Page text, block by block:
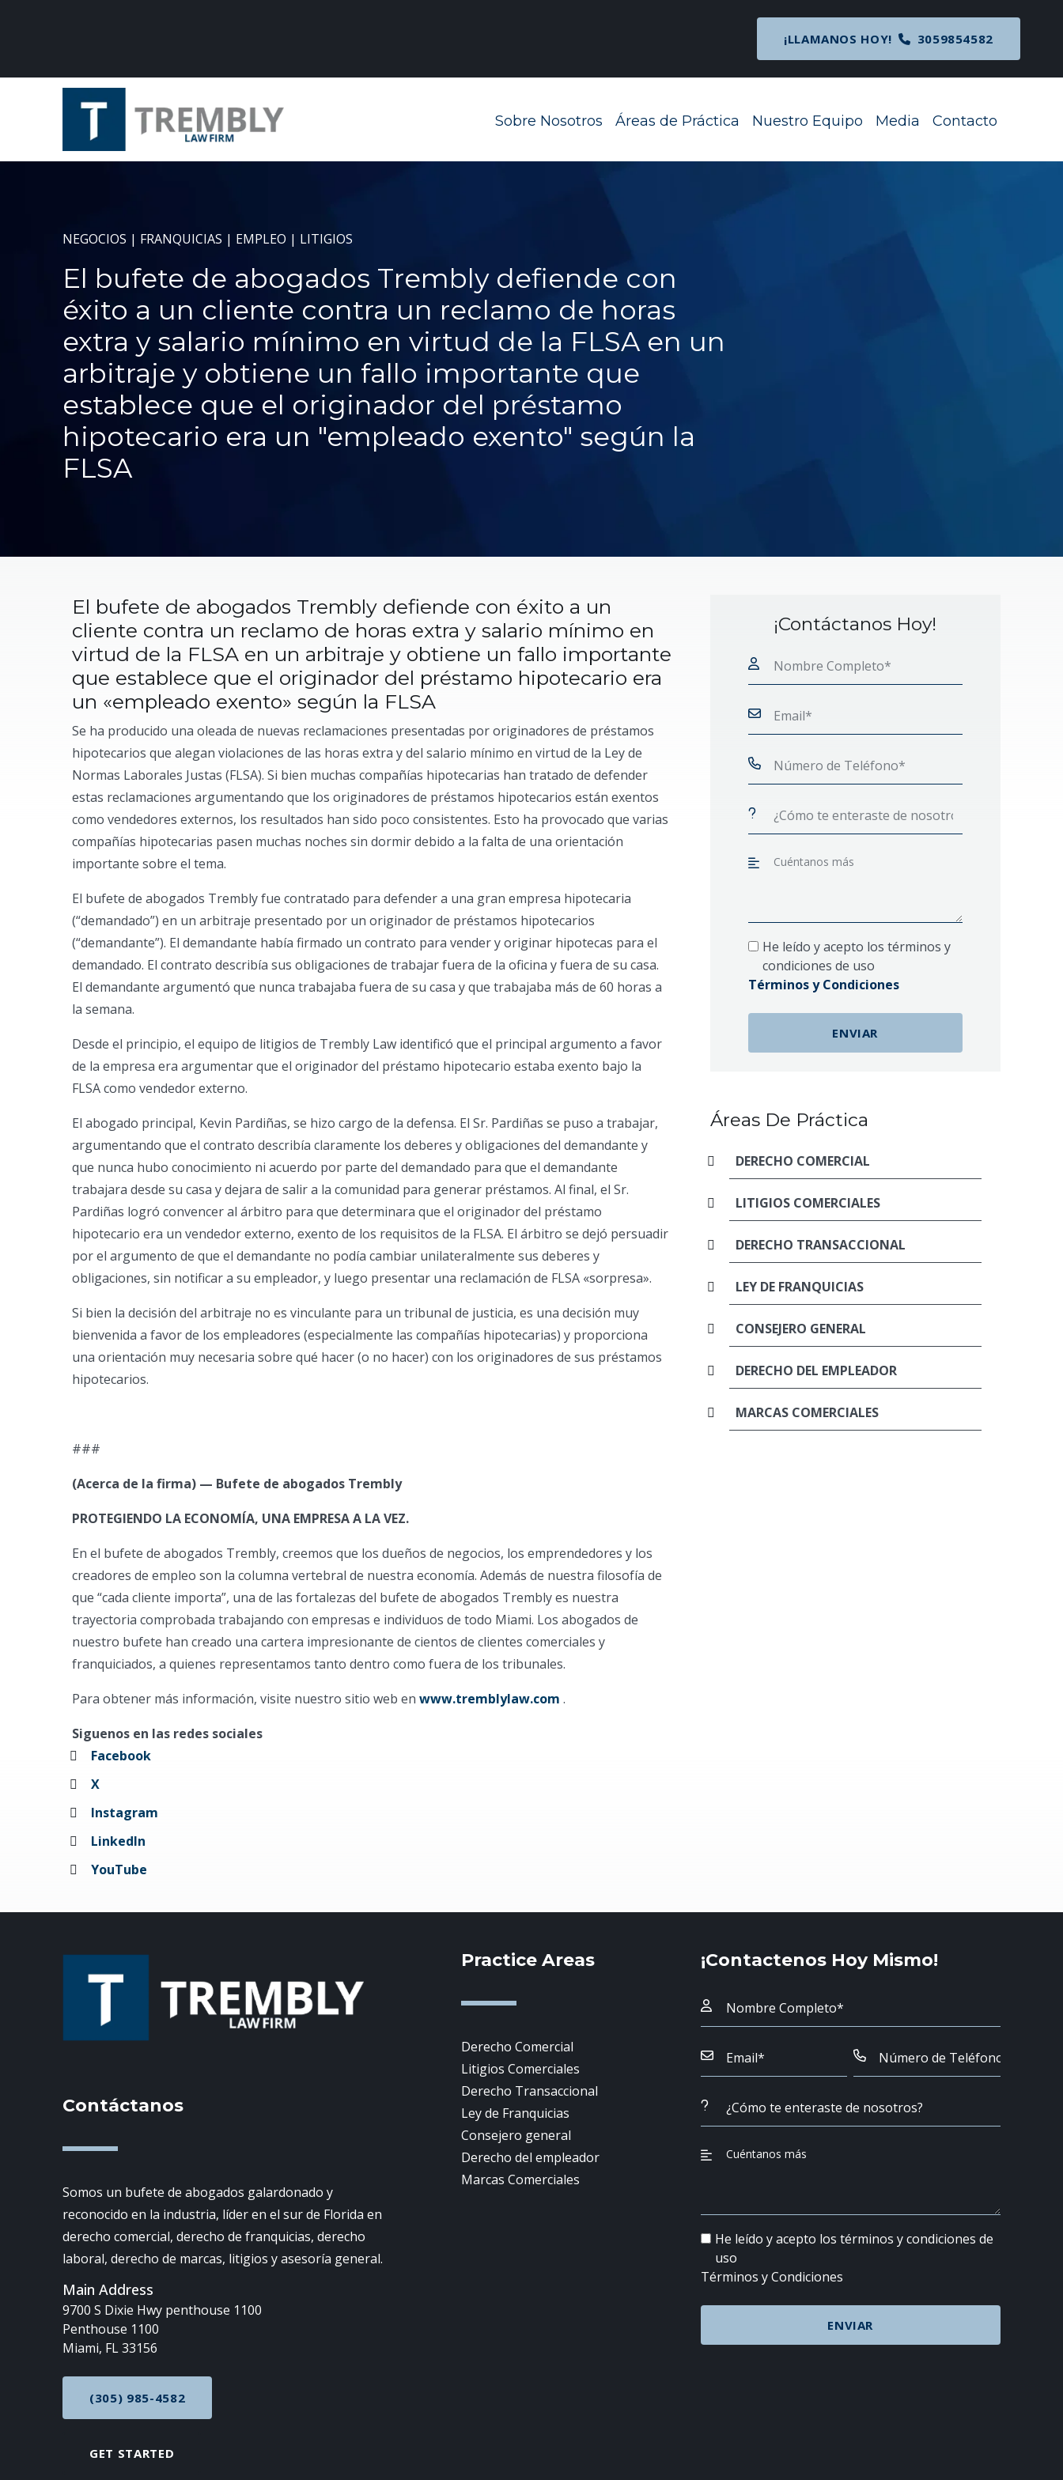
¡LLAMANOS HOY! 3059854582
Sobre Nosotros Áreas de Práctica Toggle Menu
Nuestro Equipo Toggle Menu
Media Toggle Menu
Contacto
NEGOCIOS | FRANQUICIAS | EMPLEO | LITIGIOS
El bufete de abogados Trembly defiende con
éxito a un cliente contra un reclamo de horas
extra y salario mínimo en virtud de la FLSA en un
arbitraje y obtiene un fallo importante que
establece que el originador del préstamo
hipotecario era un "empleado exento" según la
FLSA
El bufete de abogados Trembly defiende con éxito a un
cliente contra un reclamo de horas extra y salario mínimo en
virtud de la FLSA en un arbitraje y obtiene un fallo importante
que establece que el originador del préstamo hipotecario era
un «empleado exento» según la FLSA
Se ha producido una oleada de nuevas reclamaciones presentadas por originadores de préstamos
hipotecarios que alegan violaciones de las horas extra y del salario mínimo en virtud de la Ley de
Normas Laborales Justas (FLSA). Si bien muchas compañías hipotecarias han tratado de defender
estas reclamaciones argumentando que los originadores de préstamos hipotecarios están exentos
como vendedores externos, los resultados han sido poco consistentes. Esto ha provocado que varias
compañías hipotecarias pasen muchas noches sin dormir debido a la falta de una orientación
importante sobre el tema.
El bufete de abogados Trembly fue contratado para defender a una gran empresa hipotecaria
(“demandado”) en un arbitraje presentado por un originador de préstamos hipotecarios
(“demandante”). El demandante había firmado un contrato para vender y originar hipotecas para el
demandado. El contrato describía sus obligaciones de trabajar fuera de la oficina y fuera de su casa.
El demandante argumentó que nunca trabajaba fuera de su casa y que trabajaba más de 60 horas a
la semana.
Desde el principio, el equipo de litigios de Trembly Law identificó que el principal argumento a favor
de la empresa era argumentar que el originador del préstamo hipotecario estaba exento bajo la
FLSA como vendedor externo.
El abogado principal, Kevin Pardiñas, se hizo cargo de la defensa. El Sr. Pardiñas se puso a trabajar,
argumentando que el contrato describía claramente los deberes y obligaciones del demandante y
que nunca hubo conocimiento ni acuerdo por parte del demandado para que el demandante
trabajara desde su casa y dejara de salir a la comunidad para generar préstamos. Al final, el Sr.
Pardiñas logró convencer al árbitro para que determinara que el originador del préstamo
hipotecario era un vendedor externo, exento de los requisitos de la FLSA. El árbitro se dejó persuadir
por el argumento de que el demandante no podía cambiar unilateralmente sus deberes y
obligaciones, sin notificar a su empleador, y luego presentar una reclamación de FLSA «sorpresa».
Si bien la decisión del arbitraje no es vinculante para un tribunal de justicia, es una decisión muy
bienvenida a favor de los empleadores (especialmente las compañías hipotecarias) y proporciona
una orientación muy necesaria sobre qué hacer (o no hacer) con los originadores de sus préstamos
hipotecarios.
###
(Acerca de la firma) — Bufete de abogados Trembly
PROTEGIENDO LA ECONOMÍA, UNA EMPRESA A LA VEZ.
En el bufete de abogados Trembly, creemos que los dueños de negocios, los emprendedores y los
creadores de empleo son la columna vertebral de nuestra economía. Además de nuestra filosofía de
que “cada cliente importa”, una de las fortalezas del bufete de abogados Trembly es nuestra
trayectoria comprobada trabajando con empresas e individuos de todo Miami. Los abogados de
nuestro bufete han creado una cartera impresionante de cientos de clientes comerciales y
franquiciados, a quienes representamos tanto dentro como fuera de los tribunales.
Para obtener más información, visite nuestro sitio web enwww.tremblylaw.com .
Siguenos en las redes sociales
Facebook
X
Instagram
LinkedIn
YouTube
¡Contáctanos Hoy!
He leído y acepto los términos y
condiciones de uso
Términos y Condiciones
Áreas De Práctica
DERECHO COMERCIAL
LITIGIOS COMERCIALES
DERECHO TRANSACCIONAL
LEY DE FRANQUICIAS
CONSEJERO GENERAL
DERECHO DEL EMPLEADOR
MARCAS COMERCIALES
Contáctanos
Somos un bufete de abogados galardonado y
reconocido en la industria, líder en el sur de Florida en
derecho comercial, derecho de franquicias, derecho
laboral, derecho de marcas, litigios y asesoría general.
Main Address
9700 S Dixie Hwy penthouse 1100
Penthouse 1100
Miami, FL 33156
CALL NOW AT
(305) 985-4582
GET STARTED
Practice Areas
Derecho Comercial
Litigios Comerciales
Derecho Transaccional
Ley de Franquicias
Consejero general
Derecho del empleador
Marcas Comerciales
¡Contactenos Hoy Mismo!
He leído y acepto los términos y condiciones de
uso
Términos y Condiciones